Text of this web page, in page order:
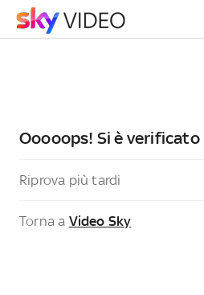
Ooooops! Si è verificato
Riprova più tardi
Torna a Video Sky